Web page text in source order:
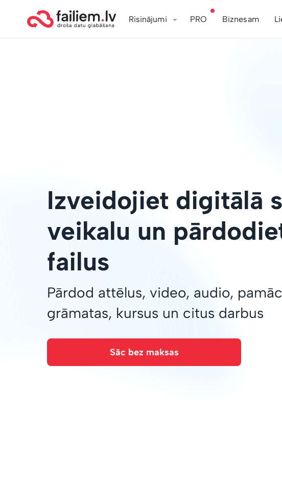
Risinājumi PRO Biznesam
Izveidojiet digitālā
veikalu un
failus
Pārdod attēlus, video, audio,
grāmatas, kursus un citus darbus
Sāc bez maksas